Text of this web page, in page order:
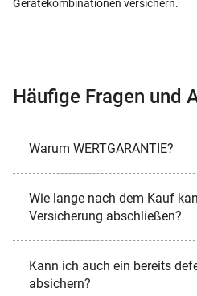
Gerätekombinationen versichern.
Häufige Fragen und
Warum WERTGARANTIE?
Wie lange nach dem Kauf
Versicherung abschließen?
Kann ich auch ein bereits
absichern?